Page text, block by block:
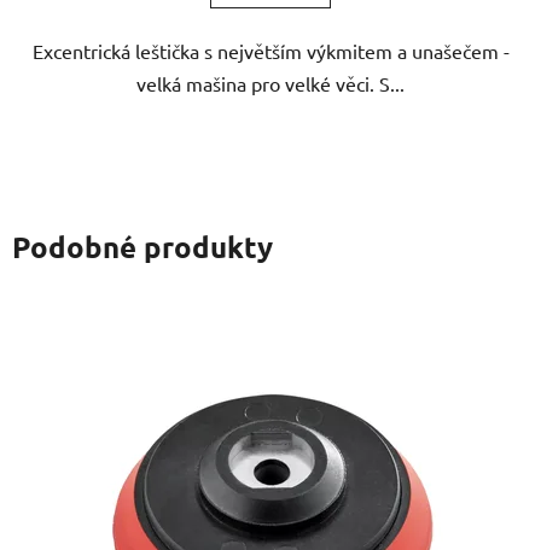
hvězdiček.
Excentrická leštička s největším výkmitem a unašečem -
velká mašina pro velké věci. S...
Podobné produkty